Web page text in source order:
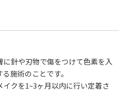
針や刃物で傷をつけて色素を入
施術のことです。
クを1~3ヶ月以内に行い定着さ